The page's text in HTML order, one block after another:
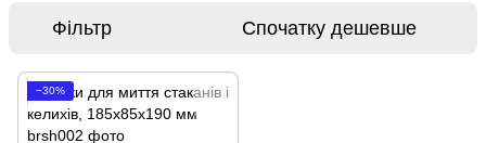
Фільтр Спочатку дешевше
−30%